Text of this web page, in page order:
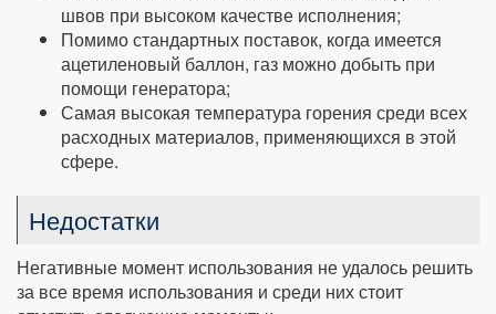
швов при высоком качестве исполнения;
Помимо стандартных поставок, когда имеется
ацетиленовый баллон, газ можно добыть при
помощи генератора;
Самая высокая температура горения среди всех
расходных материалов, применяющихся в этой
сфере.
Недостатки
Негативные момент использования не удалось решить
за все время использования и среди них стоит